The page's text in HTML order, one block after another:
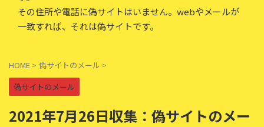
その住所や電話に偽サイトはいません。webやメールが
一致すれば、それは偽サイトです。
HOME > 偽サイトのメール >
偽サイトのメール
2021年7月26日収集：偽サイトのメー